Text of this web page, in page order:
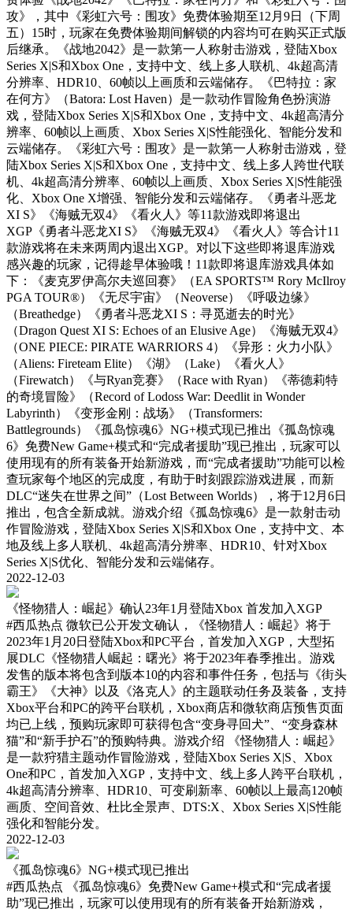
攻》，其中《彩虹六号：围攻》免费体验期至12月9日（下周
五）15时，玩家在免费体验期间解锁的内容均可在购买正式版
后继承。《战地2042》是一款第一人称射击游戏，登陆Xbox
Series X|S和Xbox One，支持中文、线上多人联机、4k超高清
分辨率、HDR10、60帧以上画质和云端储存。《巴特拉：家
在何方》（Batora: Lost Haven）是一款动作冒险角色扮演游
戏，登陆Xbox Series X|S和Xbox One，支持中文、4k超高清分
辨率、60帧以上画质、Xbox Series X|S性能强化、智能分发和
云端储存。《彩虹六号：围攻》是一款第一人称射击游戏，登
陆Xbox Series X|S和Xbox One，支持中文、线上多人跨世代联
机、4k超高清分辨率、60帧以上画质、Xbox Series X|S性能强
化、Xbox One X增强、智能分发和云端储存。《勇者斗恶龙
XI S》《海贼无双4》《看火人》等11款游戏即将退出
XGP《勇者斗恶龙XI S》《海贼无双4》《看火人》等合计11
款游戏将在未来两周内退出XGP。对以下这些即将退库游戏
感兴趣的玩家，记得趁早体验哦！11款即将退库游戏具体如
下：《麦克罗伊高尔夫巡回赛》（EA SPORTS™ Rory McIlroy
PGA TOUR®）《无尽宇宙》（Neoverse）《呼吸边缘》
（Breathedge）《勇者斗恶龙XI S：寻觅逝去的时光》
（Dragon Quest XI S: Echoes of an Elusive Age）《海贼无双4》
（ONE PIECE: PIRATE WARRIORS 4）《异形：火力小队》
（Aliens: Fireteam Elite）《湖》（Lake）《看火人》
（Firewatch）《与Ryan竞赛》（Race with Ryan）《蒂德莉特
的奇境冒险》（Record of Lodoss War: Deedlit in Wonder
Labyrinth）《变形金刚：战场》（Transformers:
Battlegrounds）《孤岛惊魂6》NG+模式现已推出《孤岛惊魂
6》免费New Game+模式和“完成者援助”现已推出，玩家可以
使用现有的所有装备开始新游戏，而“完成者援助”功能可以检
查玩家每个地区的完成度，有助于时刻跟踪游戏进展，而新
DLC“迷失在世界之间”（Lost Between Worlds），将于12月6日
推出，包含全新成就。游戏介绍《孤岛惊魂6》是一款射击动
作冒险游戏，登陆Xbox Series X|S和Xbox One，支持中文、本
地及线上多人联机、4k超高清分辨率、HDR10、针对Xbox
Series X|S优化、智能分发和云端储存。
2022-12-03
《怪物猎人：崛起》确认23年1月登陆Xbox 首发加入XGP
#西瓜热点 微软已公开发文确认，《怪物猎人：崛起》将于
2023年1月20日登陆Xbox和PC平台，首发加入XGP，大型拓
展DLC《怪物猎人崛起：曙光》将于2023年春季推出。游戏
发售的版本将包含到版本10的内容和事件任务，包括与《街头
霸王》《大神》以及《洛克人》的主题联动任务及装备，支持
Xbox平台和PC的跨平台联机，Xbox商店和微软商店预售页面
均已上线，预购玩家即可获得包含“变身寻回犬”、“变身森林
猫”和“新手护石”的预购特典。游戏介绍 《怪物猎人：崛起》
是一款狩猎主题动作冒险游戏，登陆Xbox Series X|S、Xbox
One和PC，首发加入XGP，支持中文、线上多人跨平台联机，
4k超高清分辨率、HDR10、可变刷新率、60帧以上最高120帧
画质、空间音效、杜比全景声、DTS:X、Xbox Series X|S性能
强化和智能分发。
2022-12-03
《孤岛惊魂6》NG+模式现已推出
#西瓜热点
《孤岛惊魂6》免费New Game+模式和“完成者援
助”现已推出，玩家可以使用现有的所有装备开始新游戏，